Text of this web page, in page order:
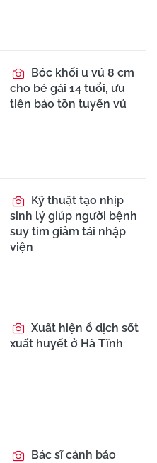
Bóc khối u vú 8 cm
cho bé gái 14 tuổi, ưu
tiên bảo tồn tuyến vú
Kỹ thuật tạo nhịp
sinh lý giúp người bệnh
suy tim giảm tái nhập
viện
Xuất hiện ổ dịch sốt
xuất huyết ở Hà Tĩnh
Bác sĩ cảnh báo